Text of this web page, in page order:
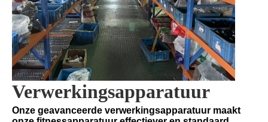
Verwerkingsapparatuur
Onze geavanceerde verwerkingsapparatuur maakt